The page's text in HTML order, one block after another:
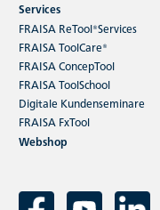
Praxisnahes
Experten: Bei den
wie Sie Ihre
Services
FRAISA ReTool®Services
FRAISA ToolCare®
FRAISA ConcepTool
FRAISA ToolSchool
Digitale Kundenseminare
FRAISA FxTool
Webshop